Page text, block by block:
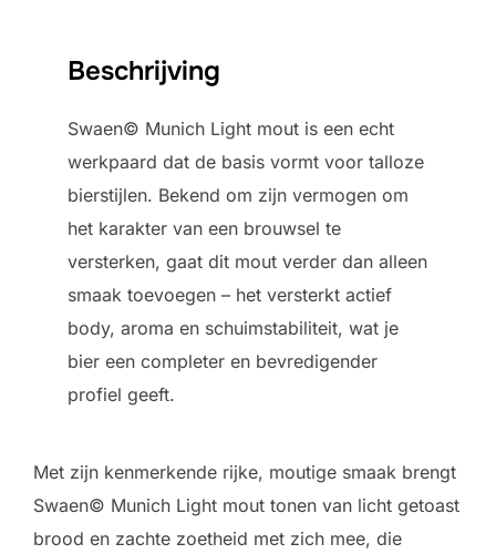
Beschrijving
Swaen© Munich Light mout is een echt
werkpaard dat de basis vormt voor talloze
bierstijlen. Bekend om zijn vermogen om
het karakter van een brouwsel te
versterken, gaat dit mout verder dan alleen
smaak toevoegen – het versterkt actief
body, aroma en schuimstabiliteit, wat je
bier een completer en bevredigender
profiel geeft.
Met zijn kenmerkende rijke, moutige smaak brengt
Swaen© Munich Light mout tonen van licht getoast
brood en zachte zoetheid met zich mee, die